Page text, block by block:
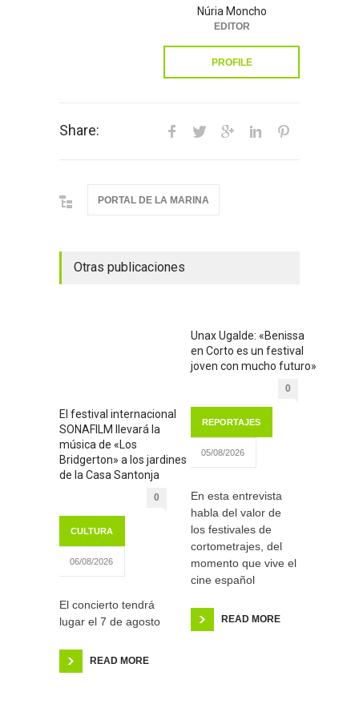
Núria Moncho
EDITOR
PROFILE
Share:
PORTAL DE LA MARINA
Otras publicaciones
El festival internacional
SONAFILM llevará la
música de «Los
Bridgerton» a los jardines
de la Casa Santonja
0
CULTURA
06/08/2026
El concierto tendrá
lugar el 7 de agosto
READ MORE
Unax Ugalde: «Benissa
en Corto es un festival
joven con mucho futuro»
0
REPORTAJES
05/08/2026
En esta entrevista
habla del valor de
los festivales de
cortometrajes, del
momento que vive el
cine español
READ MORE